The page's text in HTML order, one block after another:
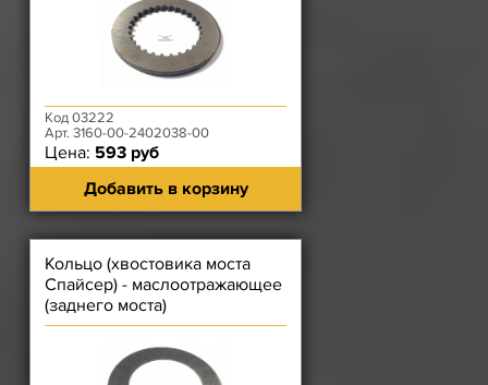
Код 03222
Арт. 3160-00-2402038-00
Цена: 593 руб
Добавить в корзину
Кольцо (хвостовика моста
Спайсер) - маслоотражающее
(заднего моста)